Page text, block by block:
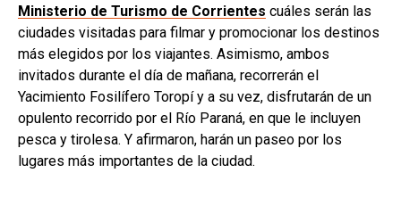
Ministerio de Turismo de Corrientes cuáles serán las
ciudades visitadas para filmar y promocionar los destinos
más elegidos por los viajantes. Asimismo, ambos
invitados durante el día de mañana, recorrerán el
Yacimiento Fosilífero Toropí y a su vez, disfrutarán de un
opulento recorrido por el Río Paraná, en que le incluyen
pesca y tirolesa. Y afirmaron, harán un paseo por los
lugares más importantes de la ciudad.